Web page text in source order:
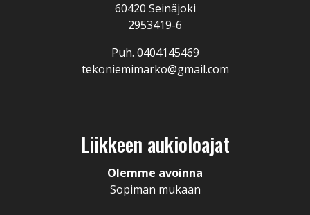
60420 Seinäjoki
2953419-6
Puh. 0404145469
tekoniemimarko@gmail.com
Liikkeen aukioloajat
Olemme avoinna
Sopiman mukaan